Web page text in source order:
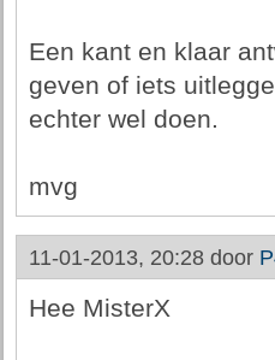
Een kant en klaar
geven of iets
echter wel doen.
mvg
11-01-2013, 20:28 door
Hee MisterX